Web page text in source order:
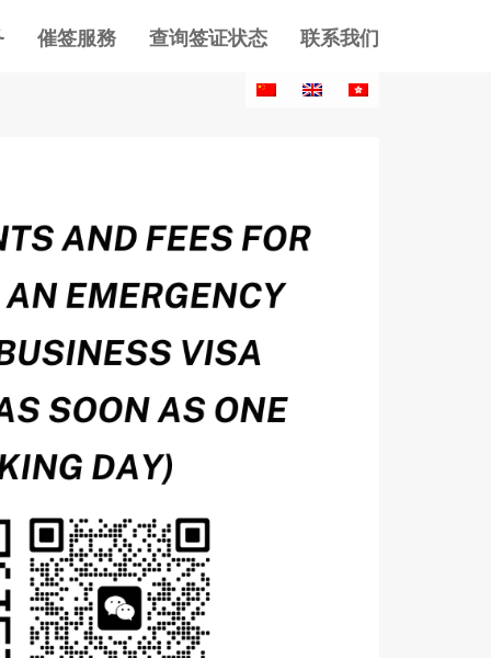
催签服務 查询签证状态 联系我们